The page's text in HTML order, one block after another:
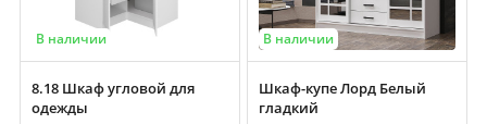
В наличии
8.18 Шкаф угловой для
одежды
В наличии
Шкаф-купе Лорд Белый
гладкий